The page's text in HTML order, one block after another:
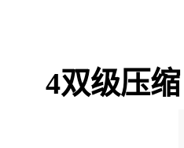
4双级压缩